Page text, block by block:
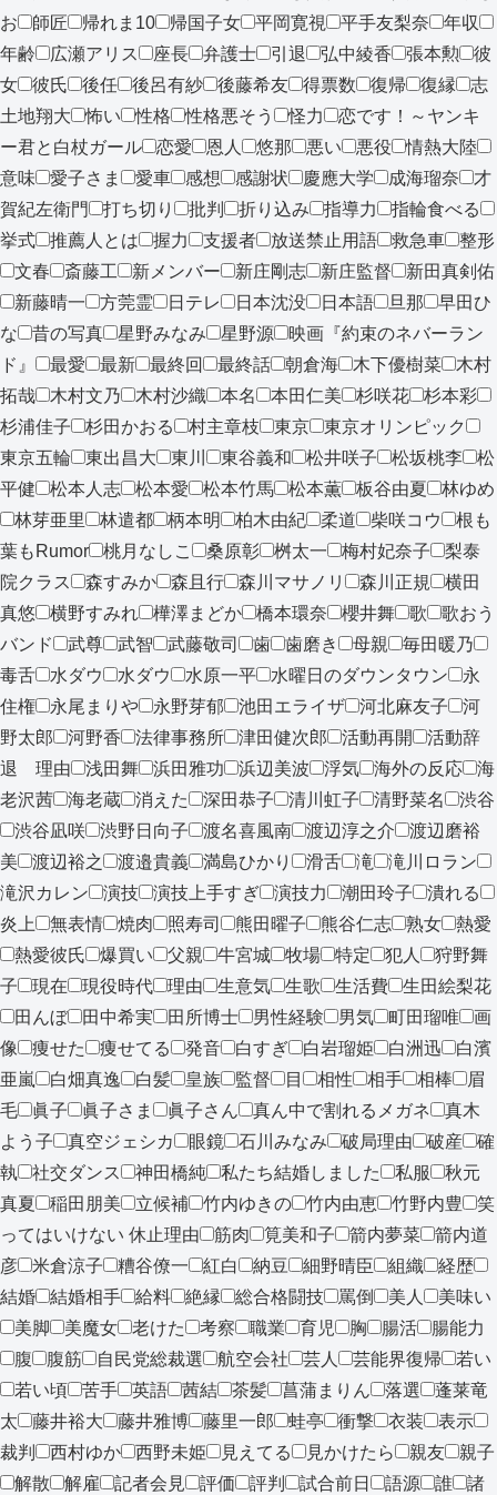
お
師匠 帰れま10 帰国子女 平岡寛視 平手友梨奈
年収
年齢
広瀬アリス 座長 弁護士 引退 弘中綾香 張本勲
彼
女
彼氏 後任 後呂有紗 後藤希友 得票数 復帰 復縁
志
土地翔大
怖い 性格 性格悪そう 怪力
恋です！～ヤンキ
ー君と白杖ガール
恋愛 恩人 悠那 悪い 悪役
情熱大陸
意味
愛子さま 愛車 感想 感謝状 慶應大学 成海瑠奈
才
賀紀左衛門
打ち切り 批判 折り込み 指導力
指輪食べる
挙式
推薦人とは 握力 支援者 放送禁止用語 救急車
整形
文春
斎藤工 新メンバー 新庄剛志 新庄監督
新田真剣佑
新藤晴一
方莞霊 日テレ 日本沈没 日本語 旦那
早田ひ
な
昔の写真 星野みなみ 星野源
映画『約束のネバーラン
ド』
最愛 最新 最終回 最終話 朝倉海 木下優樹菜
木村
拓哉
木村文乃 木村沙織 本名 本田仁美 杉咲花
杉本彩
杉浦佳子
杉田かおる 村主章枝 東京
東京オリンピック
東京五輪
東出昌大 東川 東谷義和 松井咲子 松坂桃李
松
平健
松本人志 松本愛 松本竹馬 松本薫 板谷由夏
林ゆめ
林芽亜里
林遣都 柄本明 柏木由紀 柔道 柴咲コウ
根も
葉もRumor
桃月なしこ 桑原彰 桝太一 梅村妃奈子
梨泰
院クラス
森すみか 森且行 森川マサノリ 森川正規
横田
真悠
横野すみれ 樺澤まどか 橋本環奈 櫻井舞 歌
歌おう
バンド
武尊 武智 武藤敬司 歯 歯磨き 母親
毎田暖乃
毒舌
水ダウ 水ダウ 水原一平 水曜日のダウンタウン
永
住権
永尾まりや 永野芽郁 池田エライザ 河北麻友子
河
野太郎
河野香 法律事務所 津田健次郎 活動再開
活動辞
退 理由
浅田舞 浜田雅功 浜辺美波 浮気 海外の反応
海
老沢茜
海老蔵 消えた 深田恭子 清川虹子 清野菜名
渋谷
渋谷凪咲
渋野日向子 渡名喜風南 渡辺淳之介
渡辺磨裕
美
渡辺裕之 渡邉貴義 満島ひかり 滑舌 滝
滝川ロラン
滝沢カレン
演技 演技上手すぎ 演技力 潮田玲子
潰れる
炎上
無表情 焼肉 照寿司 熊田曜子 熊谷仁志 熟女
熱愛
熱愛彼氏
爆買い 父親 牛宮城 牧場 特定 犯人
狩野舞
子
現在 現役時代 理由 生意気 生歌 生活費
生田絵梨花
田んぼ
田中希実 田所博士 男性経験 男気 町田瑠唯
画
像
痩せた 痩せてる 発音 白すぎ 白岩瑠姫 白洲迅
白濱
亜嵐
白畑真逸 白髪 皇族 監督 目 相性 相手 相棒
眉
毛
眞子 眞子さま 眞子さん 真ん中で割れるメガネ
真木
よう子
真空ジェシカ 眼鏡 石川みなみ 破局理由 破産
確
執
社交ダンス 神田橋純 私たち結婚しました 私服
秋元
真夏
稲田朋美 立候補 竹内ゆきの 竹内由恵 竹野内豊
笑
ってはいけない 休止理由
筋肉 筧美和子 箭内夢菜
箭内道
彦
米倉涼子 糟谷僚一 紅白 納豆 細野晴臣 組織
経歴
結婚
結婚相手 給料 絶縁 総合格闘技 罵倒 美人
美味い
美脚
美魔女 老けた 考察 職業 育児 胸 腸活
腸能力
腹
腹筋 自民党総裁選 航空会社 芸人 芸能界復帰
若い
若い頃
苦手 英語 茜結 茶髪 菖蒲まりん 落選
蓬莱竜
太
藤井裕大 藤井雅博 藤里一郎 蛙亭 衝撃 衣装
表示
裁判
西村ゆか 西野未姫 見えてる 見かけたら 親友
親子
解散
解雇 記者会見 評価 評判 試合前日 語源 誰
諸